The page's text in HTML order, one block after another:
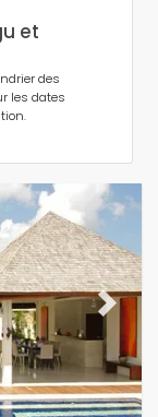
et
des
les dates
Next